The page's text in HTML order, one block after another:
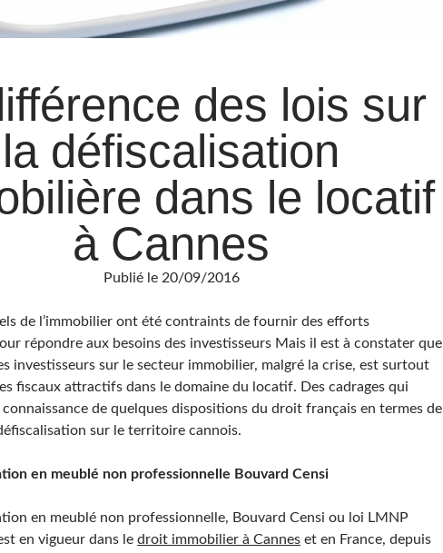
des lois sur
la défiscalisation
dans le locatif
à Cannes
Publié le 20/09/2016
de l’immobilier ont été contraints de fournir des efforts
répondre aux besoins des investisseurs Mais il est à constater que
investisseurs sur le secteur immobilier, malgré la crise, est surtout
fiscaux attractifs dans le domaine du locatif. Des cadrages qui
de quelques dispositions du droit français en termes de
sur le territoire cannois.
en meublé non professionnelle Bouvard Censi
en meublé non professionnelle, Bouvard Censi ou loi LMNP
en vigueur dans ledroit immobilier à Cannes et en France, depuis